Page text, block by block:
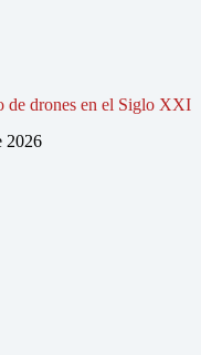
de drones en el Siglo XXI
2026